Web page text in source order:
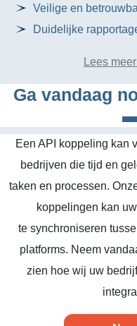
Veilige en
Duidelijke
Lees
Ga vandaag
Een API koppeling kan
bedrijven die tijd en
taken en processen.
koppelingen kan
te synchroniseren
platforms. Neem
zien hoe wij uw